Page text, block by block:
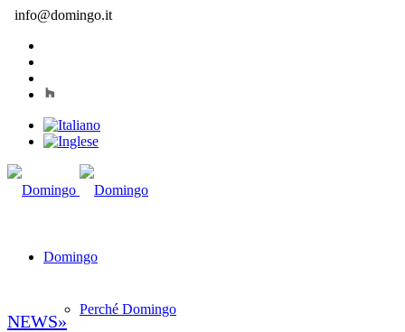
info@domingo.it
Domingo
Perché Domingo
NEWS»